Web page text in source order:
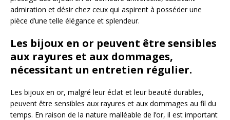
admiration et désir chez ceux qui aspirent à posséder une
pièce d’une telle élégance et splendeur.
Les bijoux en or peuvent être sensibles
aux rayures et aux dommages,
nécessitant un entretien régulier.
Les bijoux en or, malgré leur éclat et leur beauté durables,
peuvent être sensibles aux rayures et aux dommages au fil du
temps. En raison de la nature malléable de l’or, il est important